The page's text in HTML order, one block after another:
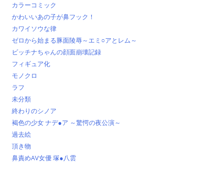
カラーコミック
かわいいあの子が鼻フック！
カワイソウな律
ゼロから始まる豚面陵辱～エミ○アとレム～
ビッチナちゃんの顔面崩壊記録
フィギュア化
モノクロ
ラフ
未分類
終わりのシノア
褐色の少女 ナデ●ア ～驚愕の夜公演～
過去絵
頂き物
鼻責めAV女優 塚●八雲